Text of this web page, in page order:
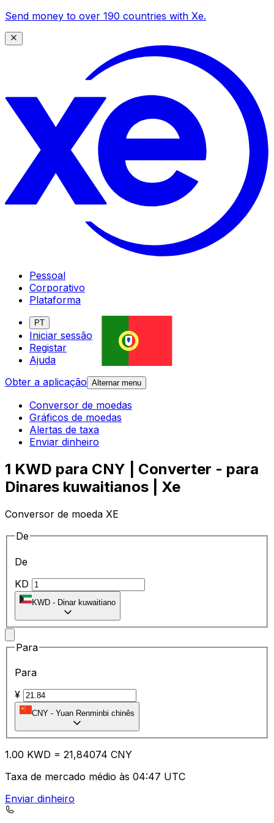
Send money to over 190 countries with Xe.
Pessoal
Corporativo
Plataforma
PT
Iniciar sessão
Registar
Ajuda
Obter a aplicação Alternar menu
Conversor de moedas
Gráficos de moedas
Alertas de taxa
Enviar dinheiro
1 KWD para CNY | Converter - para
Dinares kuwaitianos | Xe
Conversor de moeda XE
De
De
KD
KWD - Dinar kuwaitiano
Para
Para
¥
CNY - Yuan Renminbi chinês
1.00 KWD = 21,84074 CNY
Taxa de mercado médio às 04:47 UTC
Enviar dinheiro